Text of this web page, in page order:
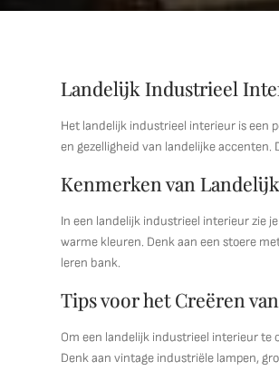
Landelijk Industrieel
Het landelijk industrieel interieur is een
en gezelligheid van landelijke
Kenmerken van
In een landelijk industrieel interieur zie
warme kleuren. Denk aan een stoere
leren bank.
Tips voor het Creëren
Om een landelijk industrieel interieur te
Denk aan vintage industriële lampen,